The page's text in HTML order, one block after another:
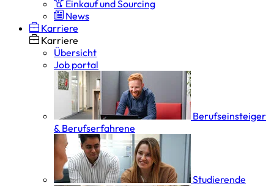
Einkauf und Sourcing
News
Karriere
Karriere
Übersicht
Job portal
Berufseinsteiger
& Berufserfahrene
Studierende